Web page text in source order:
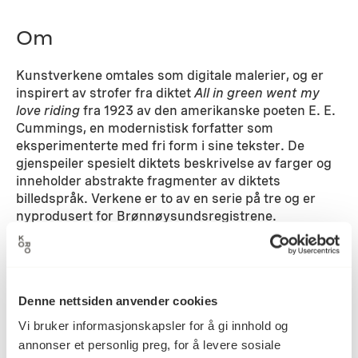
Denne nettsiden anvender cookies
Vi bruker informasjonskapsler for å gi innhold og
annonser et personlig preg, for å levere sosiale
Om
Kunstverkene omtales som digitale malerier, og er
inspirert av strofer fra diktetAll in green went my
love ridingfra 1923 av den amerikanske poeten E. E.
Cummings, en modernistisk forfatter som
eksperimenterte med fri form i sine tekster. De
gjenspeiler spesielt diktets beskrivelse av farger og
inneholder abstrakte fragmenter av diktets
billedspråk. Verkene er to av en serie på tre og er
nyprodusert for Brønnøysundsregistrene.
Krag er opptatt av estetiske ideer om symmetri og
mellom ulike sivilisasjoner og kulturelle regioner i